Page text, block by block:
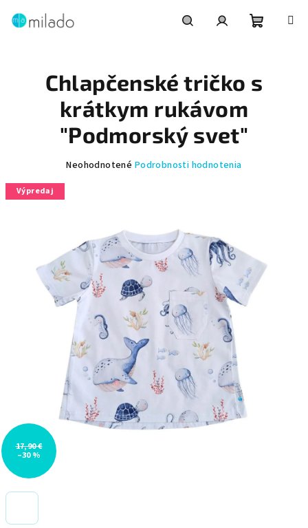
košík
Chlapčenské tričko s
krátkym rukávom
"Podmorský svet"
Priemerné
5
hviezdičiek.
Neohodnotené Podrobnosti hodnotenia
Výpredaj
17,90 €
–30 %